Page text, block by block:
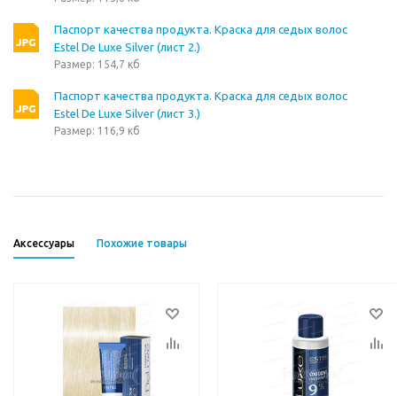
Паспорт качества продукта. Краска для седых волос
Estel De Luxe Silver (лист 2.)
Размер: 154,7 кб
Паспорт качества продукта. Краска для седых волос
Estel De Luxe Silver (лист 3.)
Размер: 116,9 кб
Аксессуары Похожие товары